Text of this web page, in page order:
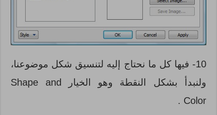
10- فيها كل ما نحتاج إليه لتنسيق شكل موضوعنا،
ولنبدأ بشكل النقطة وهو الخيار Shape and
Color .